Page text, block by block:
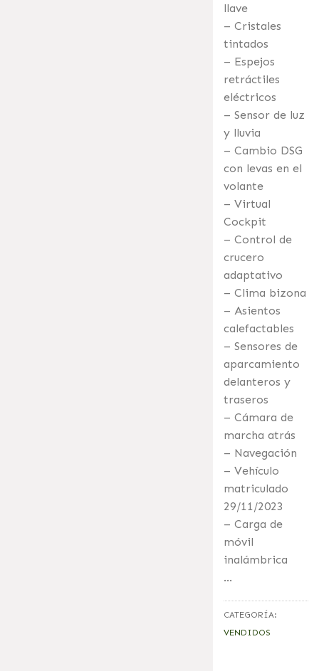
llave
– Cristales
tintados
– Espejos
retráctiles
eléctricos
– Sensor de luz
y lluvia
– Cambio DSG
con levas en el
volante
– Virtual
Cockpit
– Control de
crucero
adaptativo
– Clima bizona
– Asientos
calefactables
– Sensores de
aparcamiento
delanteros y
traseros
– Cámara de
marcha atrás
– Navegación
– Vehículo
matriculado
29/11/2023
– Carga de
móvil
inalámbrica
…
CATEGORÍA:
VENDIDOS